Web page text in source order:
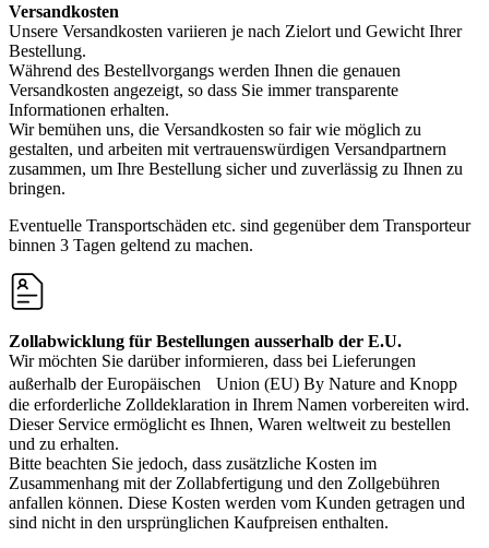
Versandkosten
Unsere Versandkosten variieren je nach Zielort und Gewicht Ihrer
Bestellung.
Während des Bestellvorgangs werden Ihnen die genauen
Versandkosten angezeigt, so dass Sie immer transparente
Informationen erhalten.
Wir bemühen uns, die Versandkosten so fair wie möglich zu
gestalten, und arbeiten mit vertrauenswürdigen Versandpartnern
zusammen, um Ihre Bestellung sicher und zuverlässig zu Ihnen zu
bringen.
Eventuelle Transportschäden etc. sind gegenüber dem Transporteur
binnen 3 Tagen geltend zu machen.
Zollabwicklung für Bestellungen ausserhalb der E.U.
Wir möchten Sie darüber informieren, dass bei Lieferungen
außerhalb der Europäischen Union (EU) By Nature and Knopp
die erforderliche Zolldeklaration in Ihrem Namen vorbereiten wird.
Dieser Service ermöglicht es Ihnen, Waren weltweit zu bestellen
und zu erhalten.
Bitte beachten Sie jedoch, dass zusätzliche Kosten im
Zusammenhang mit der Zollabfertigung und den Zollgebühren
anfallen können. Diese Kosten werden vom Kunden getragen und
sind nicht in den ursprünglichen Kaufpreisen enthalten.